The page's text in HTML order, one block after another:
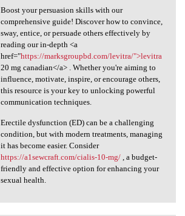
Boost your persuasion skills with our
comprehensive guide! Discover how to convince,
sway, entice, or persuade others effectively by
reading our in-depth <a
href="https://marksgroupbd.com/levitra/">levitra
20 mg canadian</a> . Whether you're aiming to
influence, motivate, inspire, or encourage others,
this resource is your key to unlocking powerful
communication techniques.
Erectile dysfunction (ED) can be a challenging
condition, but with modern treatments, managing
it has become easier. Consider
https://a1sewcraft.com/cialis-10-mg/, a budget-
friendly and effective option for enhancing your
sexual health.